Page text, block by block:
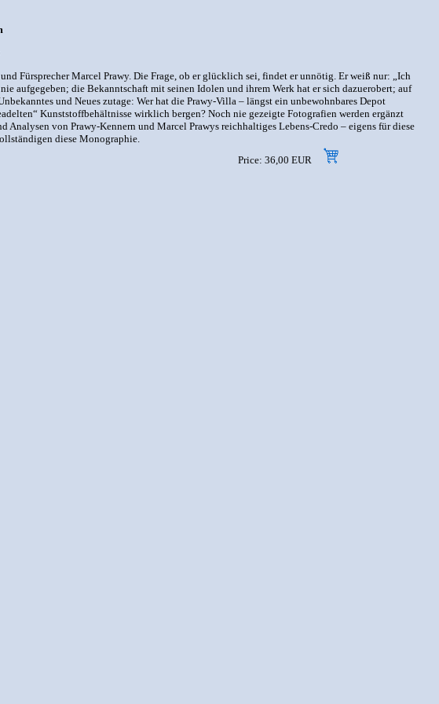
Fürsprecher Marcel Prawy. Die Frage, ob er glücklich sei, findet er unnötig. Er weiß nur: „Ich
aufgegeben; die Bekanntschaft mit seinen Idolen und ihrem Werk hat er sich dazuerobert; auf
und Neues zutage: Wer hat die Prawy-Villa – längst ein unbewohnbares Depot
Kunststoffbehältnisse wirklich bergen? Noch nie gezeigte Fotografien werden ergänzt
von Prawy-Kennern und Marcel Prawys reichhaltiges Lebens-Credo – eigens für diese
diese Monographie.
Price: 36,00 EUR